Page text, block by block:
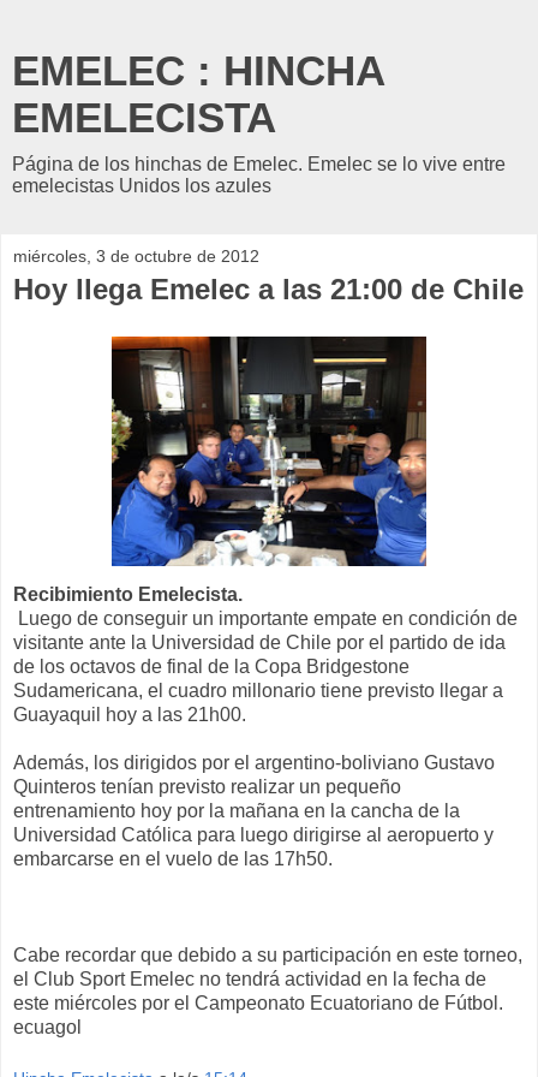
EMELEC : HINCHA
EMELECISTA
Página de los hinchas de Emelec. Emelec se lo vive entre
emelecistas Unidos los azules
miércoles, 3 de octubre de 2012
Hoy llega Emelec a las 21:00 de Chile
Recibimiento Emelecista.
Luego de conseguir un importante empate en condición de
visitante ante la Universidad de Chile por el partido de ida
de los octavos de final de la Copa Bridgestone
Sudamericana, el cuadro millonario tiene previsto llegar a
Guayaquil hoy a las 21h00.
Además, los dirigidos por el argentino-boliviano Gustavo
Quinteros tenían previsto realizar un pequeño
entrenamiento hoy por la mañana en la cancha de la
Universidad Católica para luego dirigirse al aeropuerto y
embarcarse en el vuelo de las 17h50.
Cabe recordar que debido a su participación en este torneo,
el Club Sport Emelec no tendrá actividad en la fecha de
este miércoles por el Campeonato Ecuatoriano de Fútbol.
ecuagol